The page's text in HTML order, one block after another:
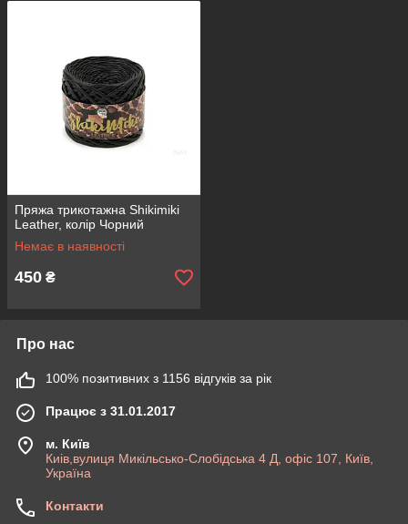
Пряжа трикотажна Shikimiki
Leather, колір Чорний
Немає в наявності
450 ₴
Про нас
100% позитивних з 1156 відгуків за рік
Працює з 31.01.2017
м. Київ
Киів,вулиця Микільсько-Слобідська 4 Д, офіс 107, Київ,
Україна
Контакти